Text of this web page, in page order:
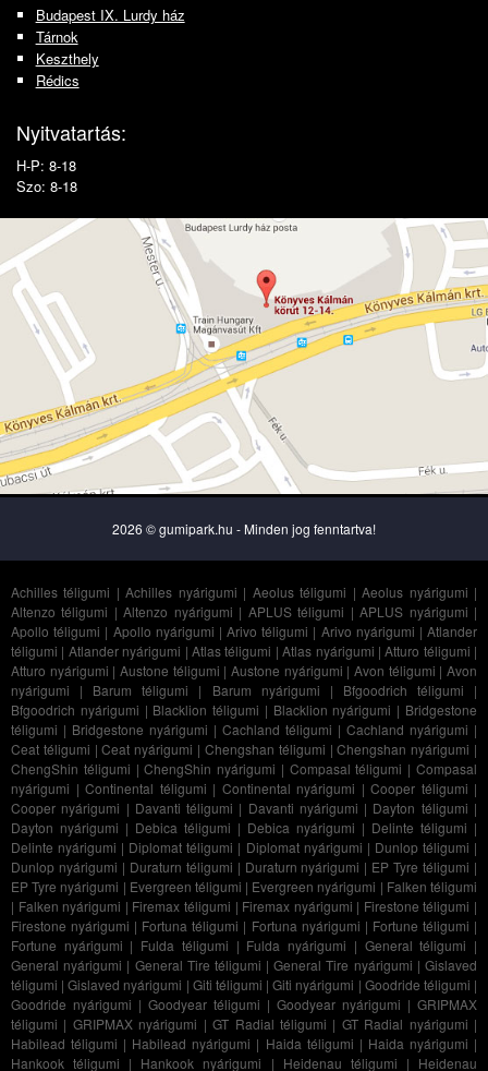
Budapest IX. Lurdy ház
Tárnok
Keszthely
Rédics
Nyitvatartás:
H-P: 8-18
Szo: 8-18
2026 © gumipark.hu - Minden jog fenntartva!
Achilles téligumi |Achilles nyárigumi | Aeolus téligumi |Aeolus nyárigumi |
Altenzo téligumi |Altenzo nyárigumi | APLUS téligumi |APLUS nyárigumi |
Apollo téligumi | Apollo nyárigumi |Arivo téligumi | Arivo nyárigumi |Atlander
téligumi | Atlander nyárigumi | Atlas téligumi |Atlas nyárigumi |Atturo téligumi |
Atturo nyárigumi |Austone téligumi |Austone nyárigumi |Avon téligumi |Avon
nyárigumi | Barum téligumi | Barum nyárigumi | Bfgoodrich téligumi |
Bfgoodrich nyárigumi | Blacklion téligumi | Blacklion nyárigumi | Bridgestone
téligumi | Bridgestone nyárigumi | Cachland téligumi | Cachland nyárigumi |
Ceat téligumi |Ceat nyárigumi | Chengshan téligumi |Chengshan nyárigumi |
ChengShin téligumi |ChengShin nyárigumi | Compasal téligumi |Compasal
nyárigumi | Continental téligumi | Continental nyárigumi | Cooper téligumi |
Cooper nyárigumi | Davanti téligumi | Davanti nyárigumi | Dayton téligumi |
Dayton nyárigumi | Debica téligumi | Debica nyárigumi | Delinte téligumi |
Delinte nyárigumi | Diplomat téligumi | Diplomat nyárigumi | Dunlop téligumi |
Dunlop nyárigumi | Duraturn téligumi | Duraturn nyárigumi | EP Tyre téligumi |
EP Tyre nyárigumi | Evergreen téligumi | Evergreen nyárigumi | Falken téligumi
| Falken nyárigumi | Firemax téligumi | Firemax nyárigumi | Firestone téligumi |
Firestone nyárigumi | Fortuna téligumi | Fortuna nyárigumi | Fortune téligumi |
Fortune nyárigumi | Fulda téligumi | Fulda nyárigumi | General téligumi |
General nyárigumi | General Tire téligumi |General Tire nyárigumi |Gislaved
téligumi |Gislaved nyárigumi | Giti téligumi |Giti nyárigumi | Goodride téligumi |
Goodride nyárigumi | Goodyear téligumi | Goodyear nyárigumi | GRIPMAX
téligumi | GRIPMAX nyárigumi |GT Radial téligumi | GT Radial nyárigumi |
Habilead téligumi | Habilead nyárigumi | Haida téligumi | Haida nyárigumi |
Hankook téligumi | Hankook nyárigumi | Heidenau téligumi | Heidenau